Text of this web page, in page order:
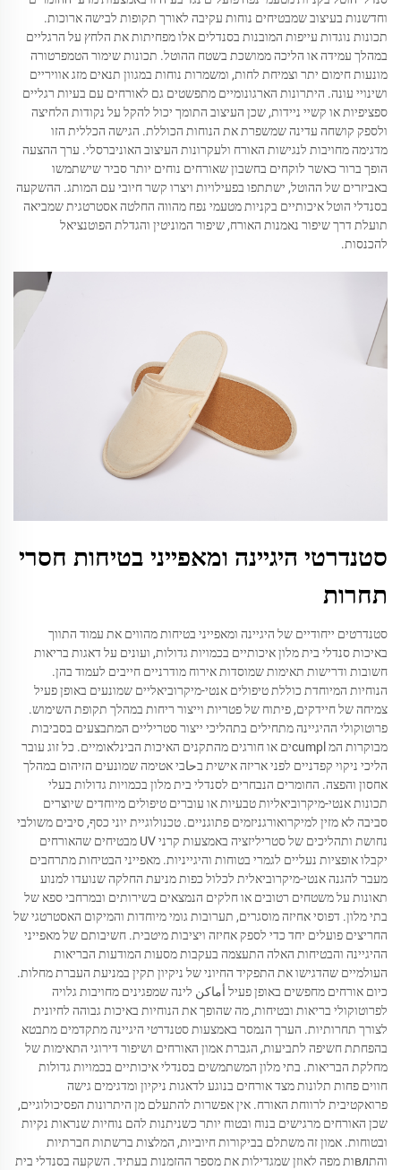
וחדשנות בעיצוב שמבטיחים נוחות עקיבה לאורך תקופות לבישה ארוכות.
תכונות נוגדות עייפות המובנות בסנדלים אלו מפחיתות את הלחץ על הרגליים
במהלך עמידה או הליכה ממושכת בשטח ההוטל. תכונות שימור הטמפרטורה
מונעות חימום יתר וצמיחת לחות, ומשמרות נוחות במגוון תנאים מזג אוויריים
ושינויי עונה. היתרונות הארגונומיים מתפשטים גם לאורחים עם בעיות רגליים
ספציפיות או קשיי ניידות, שכן העיצוב התומך יכול להקל על נקודות הלחיצה
ולספק קושחה עדינה שמשפרת את הנוחות הכוללת. הגישה הכללית הזו
מדגימה מחויבות לנגישות האורח ולעקרונות העיצוב האוניברסלי. ערך ההצעה
הופך ברור כאשר לוקחים בחשבון שאורחים נוחים יותר סביר שישתמשו
באביזרים של ההוטל, ישתתפו בפעילויות ויצרו קשר חיובי עם המותג. ההשקעה
בסנדלי הוטל איכותיים בקניות מטעמי נפח מהווה החלטה אסטרטגית שמביאה
תועלת דרך שיפור נאמנות האורח, שיפור המוניטין והגדלת הפוטנציאל
להכנסות.
סטנדרטי היגיינה ומאפייני בטיחות חסרי
תחרות
סטנדרטים ייחודיים של היגיינה ומאפייני בטיחות מהווים את עמוד התווך
באיכות סנדלי בית מלון איכותיים בכמויות גדולות, ועונים על דאגות בריאות
חשובות ודרישות תאימות שמוסדות אירוח מודרניים חייבים לעמוד בהן.
הנוחיות המיוחדת כוללת טיפולים אנטי-מיקרוביאליים שמונעים באופן פעיל
צמיחה של חיידקים, פיתוח של פטריות וייצור ריחות במהלך תקופת השימוש.
פרוטוקולי ההיגיינה מתחילים בתהליכי ייצור סטריליים המתבצעים בסביבות
מבוקרות המ cumplים או חורגים מהתקנים האיכות הבינלאומיים. כל זוג עובר
הליכי ניקוי קפדניים לפני אריזה אישית בحاבי אטימה שמונעים הזיהום במהלך
אחסון והפצה. החומרים הנבחרים לסנדלי בית מלון בכמויות גדולות בעלי
תכונות אנטי-מיקרוביאליות טבעיות או עוברים טיפולים מיוחדים שיוצרים
סביבה לא מזין למיקרואורגניזמים פתוגניים. טכנולוגיית יוני כסף, סיבים משולבי
נחושת ותהליכים של סטריליזציה באמצעות קרני UV מבטיחים שהאורחים
יקבלו אופציות נעליים לגמרי בטוחות והיגייניות. מאפייני הבטיחות מתרחבים
מעבר להגנה אנטי-מיקרוביאלית לכלול כפות מניעת החלקה שנועדו למנוע
תאונות על משטחים רטובים או חלקים הנמצאים בשירותים ובמרחבי ספא של
בתי מלון. דפוסי אחיזה מוסגרים, תערובות גומי מיוחדות והמיקום האסטרטגי של
החריצים פועלים יחד כדי לספק אחיזה ויציבות מיטבית. חשיבותם של מאפייני
ההיגיינה והבטיחות האלה התעצמה בעקבות מסעות המודעות הבריאות
העולמיים שהדגישו את התפקיד החיוני של ניקיון תקין במניעת העברת מחלות.
כיום אורחים מחפשים באופן פעיל أماكن לינה שמפגינים מחויבות גלויה
לפרוטוקולי בריאות ובטיחות, מה שהופך את הנוחיות באיכות גבוהה לחיונית
לצורך תחרותיות. הערך הנמסר באמצעות סטנדרטי היגיינה מתקדמים מתבטא
בהפחתת חשיפה לתביעות, הגברת אמון האורחים ושיפור דירוגי התאימות של
מחלקת הבריאות. בתי מלון המשתמשים בסנדלי איכותיים בכמויות גדולות
חווים פחות תלונות מצד אורחים בנוגע לדאגות ניקיון ומדגימים גישה
פרואקטיבית לרווחת האורח. אין אפשרות להתעלם מן היתרונות הפסיכולוגיים,
שכן האורחים מרגישים בנוח ובטוח יותר כשניתנות להם נוחיות שנראות נקיות
ובטוחות. אמון זה משתלם בביקורות חיוביות, המלצות ברשתות חברתיות
והתвлות מפה לאוזן שמגדילות את מספר ההזמנות בעתיד. השקעה בסנדלי בית